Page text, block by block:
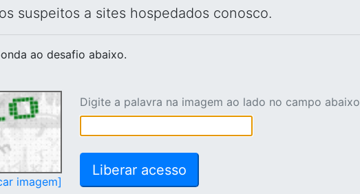
suspeitos a sites hospedados conosco.
ao desafio abaixo.
imagem]
Digite a palavra na imagem ao lado no campo abaixo